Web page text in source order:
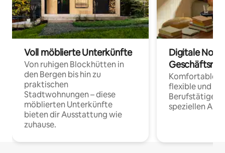
Voll möblierte Unterkünfte
Von ruhigen Blockhütten in
den Bergen bis hin zu
praktischen
Stadtwohnungen – diese
möblierten Unterkünfte
bieten dir Ausstattung wie
zuhause.
Digitale
Komfortable
flexible und
Berufstätige
speziellen